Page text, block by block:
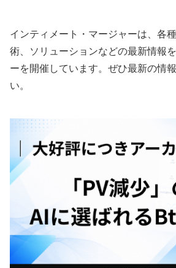
インティメート・マージャーは、各
術、ソリューションなどの最新情報
ーを開催しています。ぜひ最新の情
い。